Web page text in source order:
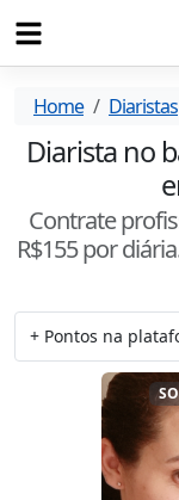
Home Diaristas
Diarista no
Contrate
R$155por